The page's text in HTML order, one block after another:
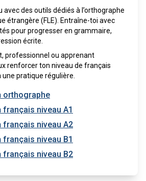
des outils dédiés à l’orthographe
étrangère (FLE). Entraîne-toi avec
pour progresser en grammaire,
écrite.
professionnel ou apprenant
renforcer ton niveau de français
pratique régulière.
orthographe
niveau A1
français niveau A2
niveau B1
français niveau B2